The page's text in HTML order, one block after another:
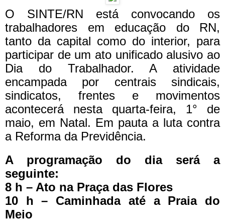
O SINTE/RN está convocando os
trabalhadores em educação do RN,
tanto da capital como do interior, para
participar de um ato unificado alusivo ao
Dia do Trabalhador. A atividade
encampada por centrais sindicais,
sindicatos, frentes e movimentos
acontecerá nesta quarta-feira, 1° de
maio, em Natal. Em pauta a luta contra
a Reforma da Previdência.
A programação do dia será a
seguinte:
8 h – Ato na Praça das Flores
10 h – Caminhada até a Praia do
Meio